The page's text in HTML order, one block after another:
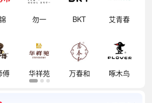
勿一 BKT 艾青春
傅 华祥苑 万春和 啄木鸟